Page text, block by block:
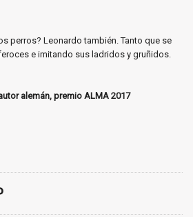
perros? Leonardo también. Tanto que se
e imitando sus ladridos y gruñidos.
alemán, premio ALMA 2017